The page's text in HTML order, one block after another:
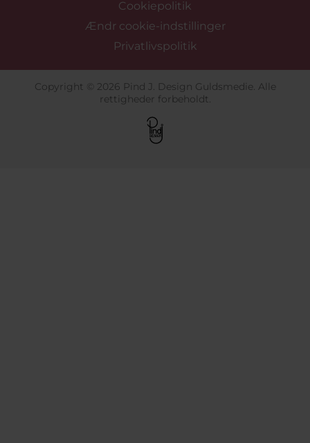
Cookiepolitik
Ændr cookie-indstillinger
Privatlivspolitik
Copyright © 2026 Pind J. Design Guldsmedie. Alle
rettigheder forbeholdt.